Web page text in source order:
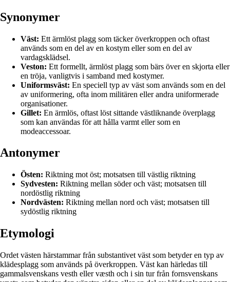
Synonymer
Väst: Ett ärmlöst plagg som täcker överkroppen och oftast
används som en del av en kostym eller som en del av
vardagsklädsel.
Veston: Ett formellt, ärmlöst plagg som bärs över en skjorta eller
en tröja, vanligtvis i samband med kostymer.
Uniformsväst: En speciell typ av väst som används som en del
av uniformering, ofta inom militären eller andra uniformerade
organisationer.
Gillet: En ärmlös, oftast löst sittande västliknande överplagg
som kan användas för att hålla varmt eller som en
modeaccessoar.
Antonymer
Östen: Riktning mot öst; motsatsen till västlig riktning
Sydvesten: Riktning mellan söder och väst; motsatsen till
nordöstlig riktning
Nordvästen: Riktning mellan nord och väst; motsatsen till
sydöstlig riktning
Etymologi
Ordet västen härstammar från substantivet väst som betyder en typ av
klädesplagg som används på överkroppen. Väst kan härledas till
gammalsvenskans vesth eller væsth och i sin tur från fornsvenskans